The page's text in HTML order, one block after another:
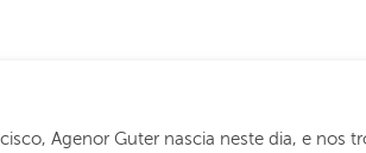
Agenor Guter nascia neste dia, e nos